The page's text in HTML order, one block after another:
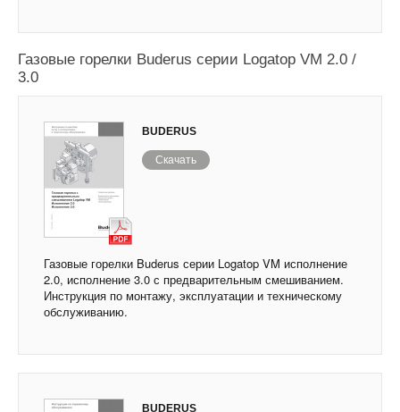
Газовые горелки Buderus серии Logatop VM 2.0 /
3.0
BUDERUS
Скачать
Газовые горелки Buderus серии Logatop VM исполнение
2.0, исполнение 3.0 с предварительным смешиванием.
Инструкция по монтажу, эксплуатации и техническому
обслуживанию.
BUDERUS